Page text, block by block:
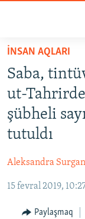
Esas
qaytmaq
Baş
navigatsiyağa
qaytmaq
Qıdıruvğa
HABERLER
SİYASET
İQTİSADİYAT
CEMİYET
İNSAN AQLARI
VİDEO
SÜRET
İNSAN AQLARI
Saba,
ut-
şübheli
tutuldı
Aleksandra Surgan
15 fevral 2019,
Paylaşmaq